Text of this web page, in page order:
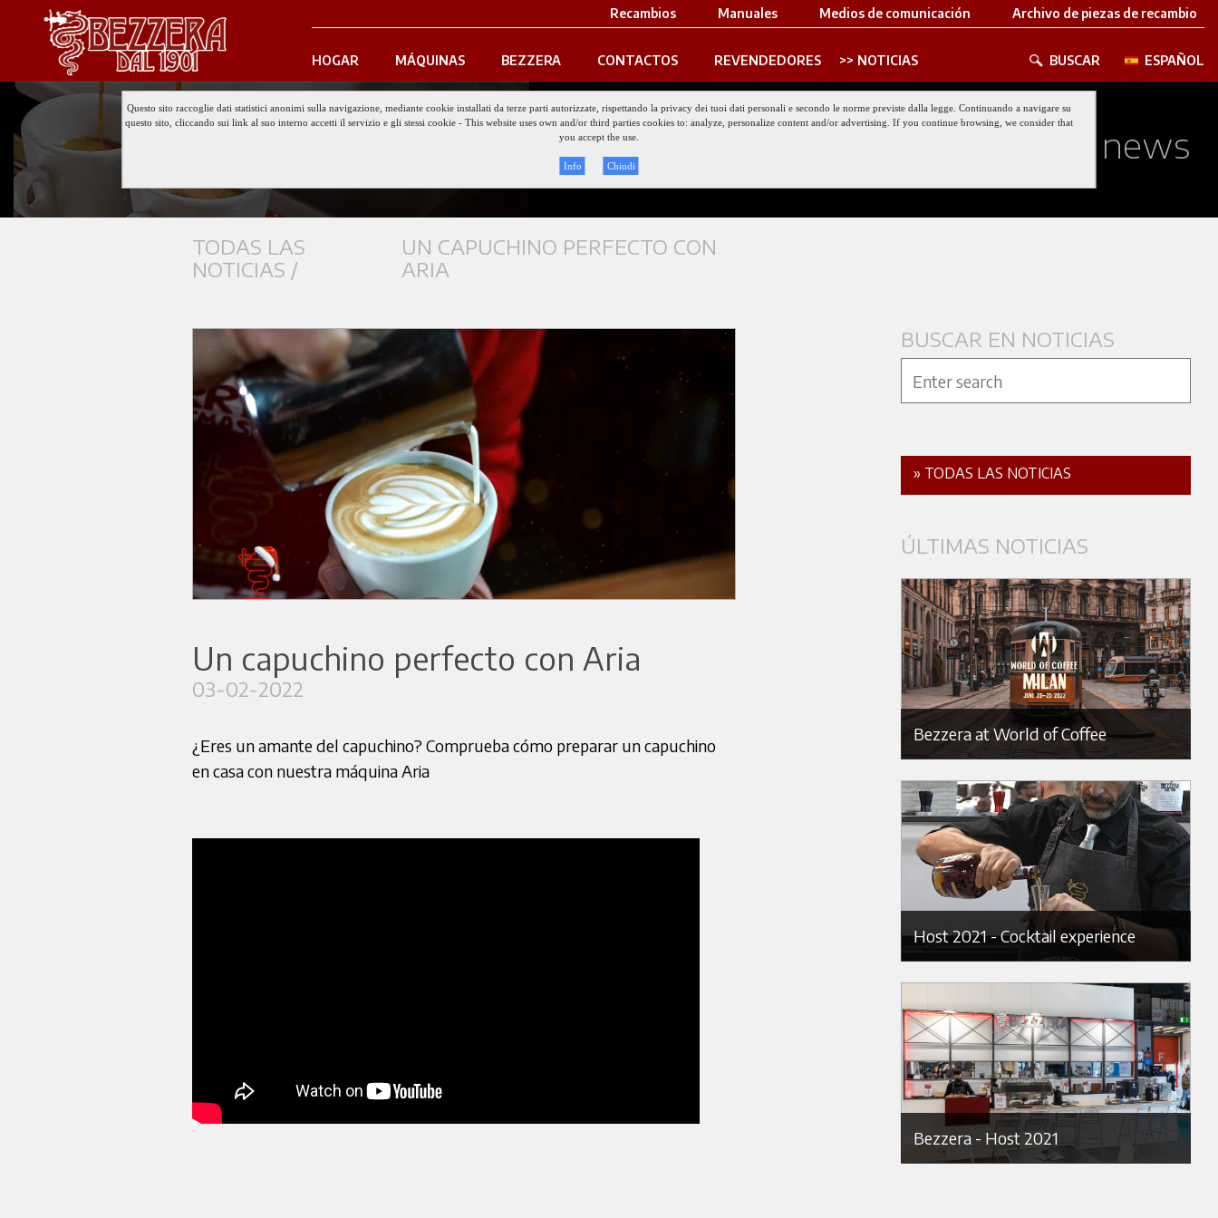
Archivo de piezas de recambio
Medios de comunicación
Manuales
Recambios
HOGAR MÁQUINAS BEZZERA CONTACTOS REVENDEDORES NOTICIAS BUSCAR ESPAÑOL
Questo sito raccoglie dati statistici anonimi sulla navigazione, mediante cookie installati da terze parti autorizzate, rispettando la privacy dei tuoi dati personali e secondo le norme previste dalla legge. Continuando a navigare su
questo sito, cliccando sui link al suo interno accetti il servizio e gli stessi cookie - This website uses own and/or third parties cookies to: analyze, personalize content and/or advertising. If you continue browsing, we consider that
you accept the use.
Info ChiudiKeep updated about our last news
TODAS LAS
NOTICIAS /
UN CAPUCHINO PERFECTO CON
ARIA
Un capuchino perfecto con Aria
03-02-2022
¿Eres un amante del capuchino? Comprueba cómo preparar un capuchino
en casa con nuestra máquina Aria
BUSCAR EN NOTICIAS
» TODAS LAS NOTICIAS
ÚLTIMAS NOTICIAS
Bezzera at World of Coffee
Host 2021 - Cocktail experience
Bezzera - Host 2021